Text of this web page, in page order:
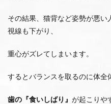
その結果、猫背など姿勢が悪
視線も下がり、
重心がズレてしまいます。
するとバランスを取るのに体全
歯の『食いしばり』 が起こりや